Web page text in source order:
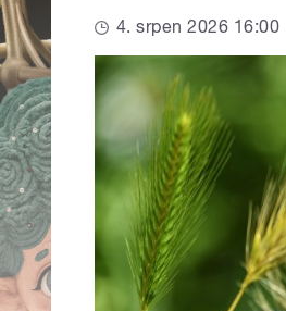
4. srpen 2026 16:00